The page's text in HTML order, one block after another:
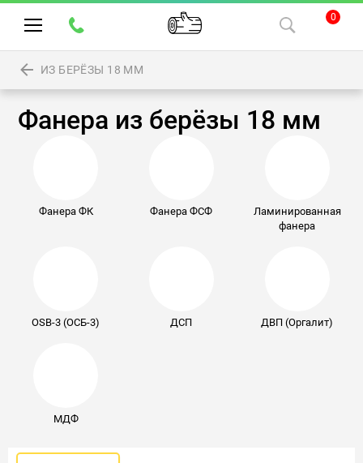
0
ИЗ БЕРЁЗЫ 18 ММ
Фанера из берёзы 18 мм
Фанера ФК Фанера ФСФ
Ламинированная
фанера
OSB-3 (ОСБ-3) ДСП ДВП (Оргалит)
МДФ